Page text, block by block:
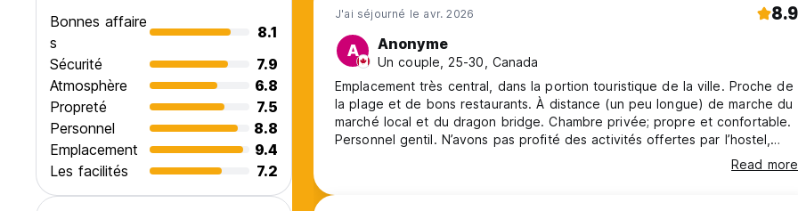
- Chambres privées avec salle de bains
Conditions générales d'utilisation
Annulation gratuite : 1 jour avant l'arrivée sans être facturé par l'établissement
Arrivée à partir de 14h00
Départ avant 11h00
Bonnes affaire
s
8.1
Sécurité
7.9
Atmosphère
6.8
Propreté
7.5
Personnel
8.8
Emplacement
9.4
Les facilités
7.2
J'ai séjourné le avr. 2026 8.9
A Anonyme
Un couple, 25-30, Canada
Emplacement très central, dans la portion touristique de la ville. Proche de
la plage et de bons restaurants. À distance (un peu longue) de marche du
marché local et du dragon bridge. Chambre privée; propre et confortable.
Personnel gentil. N’avons pas profité des activités offertes par l’hostel,
mais n’en avons pas vraiment vu non plus qui avaient lieu lors de nosRead more